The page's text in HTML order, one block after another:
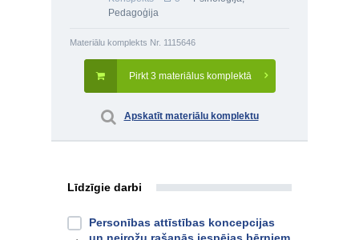
Pedagoģija
Materiālu komplekts Nr. 1115646
Pirkt 3 materiālus komplektā
Apskatīt materiālu komplektu
Līdzīgie darbi
Personības attīstības koncepcijas